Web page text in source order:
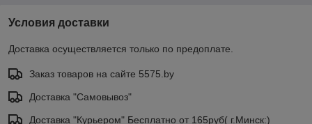
Условия доставки
Доставка осуществляется только по предоплате.
Заказ товаров на сайте 5575.by
Доставка "Самовывоз"
Доставка "Курьером" Бесплатно от 165руб( г.Минск:)